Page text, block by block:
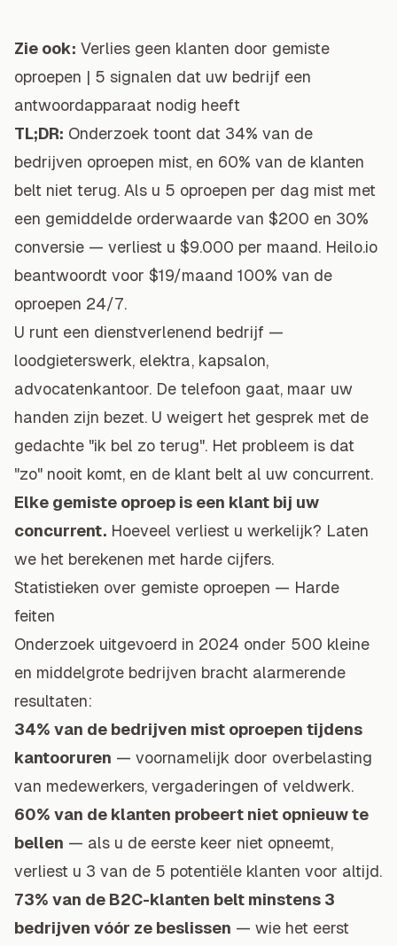
Zie ook: Verlies geen klanten door gemiste
oproepen | 5 signalen dat uw bedrijf een
antwoordapparaat nodig heeft
TL;DR: Onderzoek toont dat 34% van de
bedrijven oproepen mist, en 60% van de klanten
belt niet terug. Als u 5 oproepen per dag mist met
een gemiddelde orderwaarde van $200 en 30%
conversie — verliest u $9.000 per maand. Heilo.io
beantwoordt voor $19/maand 100% van de
oproepen 24/7.
U runt een dienstverlenend bedrijf —
loodgieterswerk, elektra, kapsalon,
advocatenkantoor. De telefoon gaat, maar uw
handen zijn bezet. U weigert het gesprek met de
gedachte "ik bel zo terug". Het probleem is dat
"zo" nooit komt, en de klant belt al uw concurrent.
Elke gemiste oproep is een klant bij uw
concurrent. Hoeveel verliest u werkelijk? Laten
we het berekenen met harde cijfers.
Statistieken over gemiste oproepen — Harde
feiten
Onderzoek uitgevoerd in 2024 onder 500 kleine
en middelgrote bedrijven bracht alarmerende
resultaten:
34% van de bedrijven mist oproepen tijdens
kantooruren — voornamelijk door overbelasting
van medewerkers, vergaderingen of veldwerk.
60% van de klanten probeert niet opnieuw te
bellen — als u de eerste keer niet opneemt,
verliest u 3 van de 5 potentiële klanten voor altijd.
73% van de B2C-klanten belt minstens 3
bedrijven vóór ze beslissen — wie het eerst